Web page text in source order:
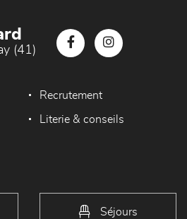
(41)
Recrutement
Literie & conseils
Séjours